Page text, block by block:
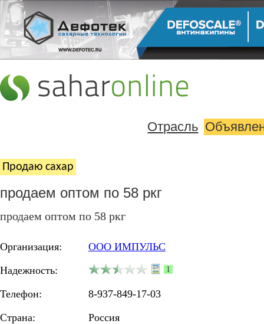
Отрасль
Продаю cахар
продаем оптом по 58 ркг
продаем оптом по 58 ркг
Организация:
ООО ИМПУЛЬС
Надежность:
1
Телефон:
8-937-849-17-03
Страна:
Россия